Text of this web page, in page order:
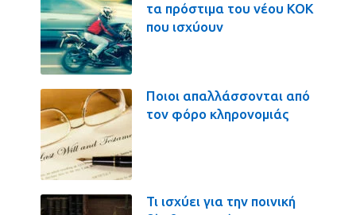
τα πρόστιμα του νέου ΚΟΚ
που ισχύουν
Ποιοι απαλλάσσονται από
τον φόρο κληρονομιάς
Τι ισχύει για την ποινική